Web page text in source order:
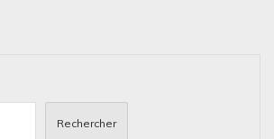
Rechercher